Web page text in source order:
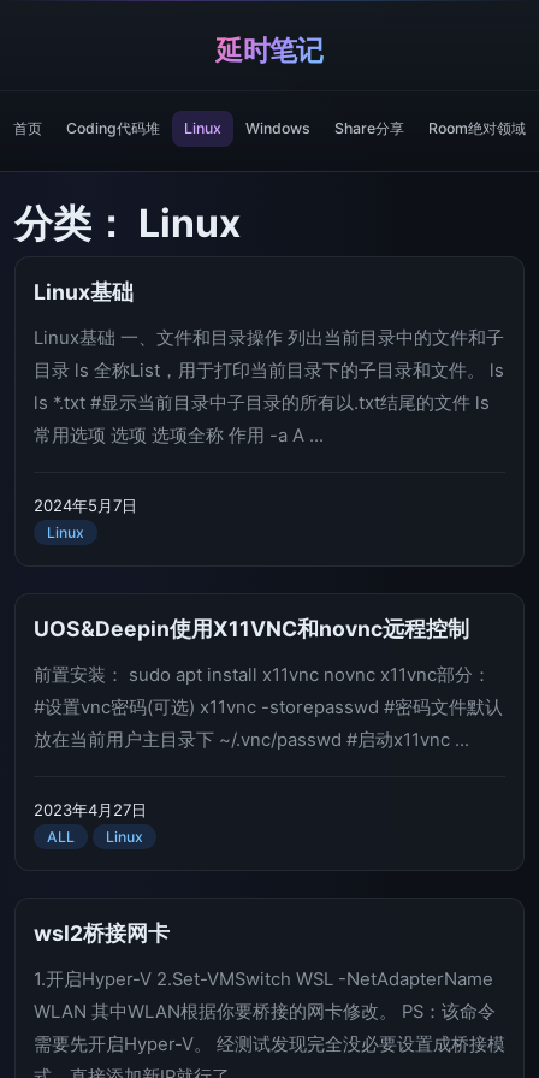
延时笔记
首页 Coding代码堆 Linux Windows Share分享 Room绝对领域
分类： Linux
Linux基础
Linux基础 一、文件和目录操作 列出当前目录中的文件和子
目录 ls 全称List，用于打印当前目录下的子目录和文件。 ls
ls *.txt #显示当前目录中子目录的所有以.txt结尾的文件 ls
常用选项 选项 选项全称 作用 -a A ...
2024年5月7日
Linux
UOS&Deepin使用X11VNC和novnc远程控制
前置安装： sudo apt install x11vnc novnc x11vnc部分：
#设置vnc密码(可选) x11vnc -storepasswd #密码文件默认
放在当前用户主目录下 ~/.vnc/passwd #启动x11vnc ...
2023年4月27日
ALL Linux
wsl2桥接网卡
1.开启Hyper-V 2.Set-VMSwitch WSL -NetAdapterName
WLAN 其中WLAN根据你要桥接的网卡修改。 PS：该命令
需要先开启Hyper-V。 经测试发现完全没必要设置成桥接模